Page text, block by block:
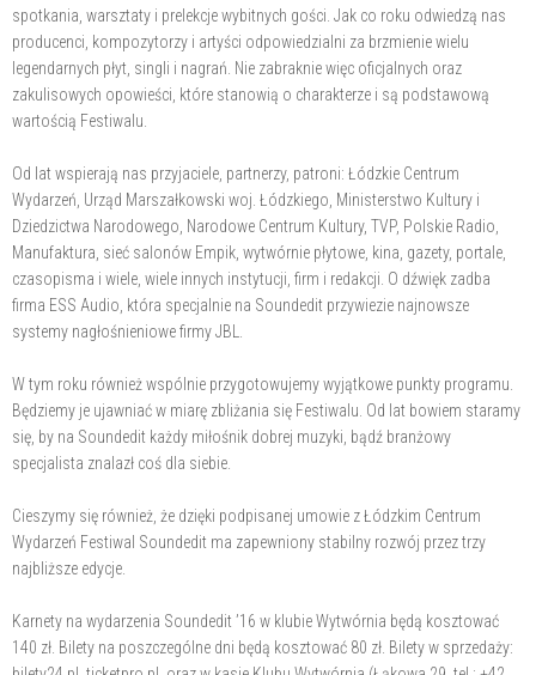
spotkania, warsztaty i prelekcje wybitnych gości. Jak co roku odwiedzą nas
producenci, kompozytorzy i artyści odpowiedzialni za brzmienie wielu
legendarnych płyt, singli i nagrań. Nie zabraknie więc oficjalnych oraz
zakulisowych opowieści, które stanowią o charakterze i są podstawową
wartością Festiwalu.
Od lat wspierają nas przyjaciele, partnerzy, patroni: Łódzkie Centrum
Wydarzeń, Urząd Marszałkowski woj. Łódzkiego, Ministerstwo Kultury i
Dziedzictwa Narodowego, Narodowe Centrum Kultury, TVP, Polskie Radio,
Manufaktura, sieć salonów Empik, wytwórnie płytowe, kina, gazety, portale,
czasopisma i wiele, wiele innych instytucji, firm i redakcji. O dźwięk zadba
firma ESS Audio, która specjalnie na Soundedit przywiezie najnowsze
systemy nagłośnieniowe firmy JBL.
W tym roku również wspólnie przygotowujemy wyjątkowe punkty programu.
Będziemy je ujawniać w miarę zbliżania się Festiwalu. Od lat bowiem staramy
się, by na Soundedit każdy miłośnik dobrej muzyki, bądź branżowy
specjalista znalazł coś dla siebie.
Cieszymy się również, że dzięki podpisanej umowie z Łódzkim Centrum
Wydarzeń Festiwal Soundedit ma zapewniony stabilny rozwój przez trzy
najbliższe edycje.
Karnety na wydarzenia Soundedit ’16 w klubie Wytwórnia będą kosztować
140 zł. Bilety na poszczególne dni będą kosztować 80 zł. Bilety w sprzedaży: